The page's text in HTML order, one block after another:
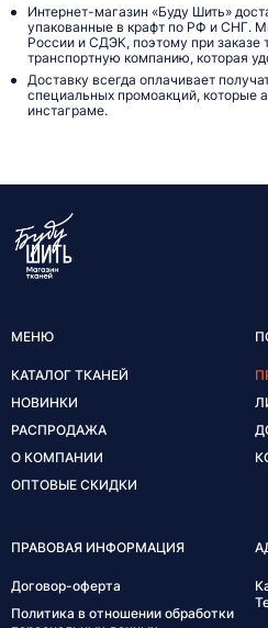
Интернет-магазин «Буду Шить»
упакованные в крафт по РФ и СНГ.
России и СДЭК, поэтому при заказе
транспортную компанию, которая
Доставку всегда оплачивает
специальных промоакций, которые
инстаграме.
МЕНЮ
КАТАЛОГ ТКАНЕЙ
НОВИНКИ
РАСПРОДАЖА
О КОМПАНИИ
ОПТОВЫЕ СКИДКИ
ПРАВОВАЯ ИНФОРМАЦИЯ
Договор-оферта
Политика в отношении обработки